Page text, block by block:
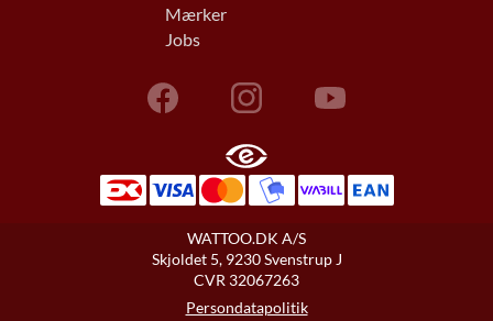
Mærker
Jobs
WATTOO.DK A/S
Skjoldet 5, 9230 Svenstrup J
CVR 32067263
Persondatapolitik